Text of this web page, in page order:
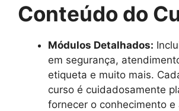
Conteúdo do
Módulos Detalhados:
em segurança,
etiqueta e muito mais.
curso é cuidadosamente
fornecer o conhecimento e